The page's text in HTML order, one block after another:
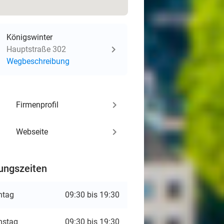
Königswinter
Hauptstraße 302
Wegbeschreibung
Firmenprofil keyboard_arrow_right
Webseite keyboard_arrow_right
09:30 bis 19:30
09:30 bis 19:30